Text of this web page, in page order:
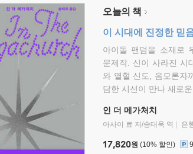
오늘의 책
이 시대에 진정한 믿
아이돌 팬덤을 소재로
문제작. 신이 사라진 시
와 열혈 신도, 음모론자
담한 시선이 만나 새로
인 더 메가처치
아사이 료 저/송태욱 역 은
17,820원 (10% 할인)